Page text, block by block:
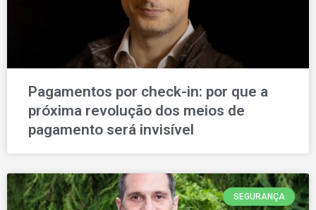
Pagamentos por check-in: por que a
próxima revolução dos meios de
pagamento será invisível
SEGURANÇA